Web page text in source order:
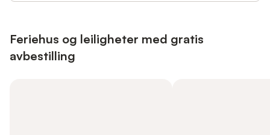
Feriehus og leiligheter med gratis
avbestilling